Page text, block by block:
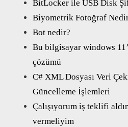
BitLocker ile USB Disk
Biyometrik Fotoğraf
Bot nedir?
Bu bilgisayar windows
çözümü
C# XML Dosyası Veri
Güncelleme İşlemleri
Çalışıyorum iş teklifi
vermeliyim